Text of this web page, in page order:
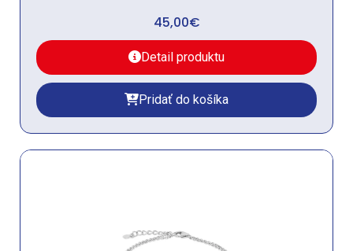
45,00€
Detail produktu
Pridať do košíka